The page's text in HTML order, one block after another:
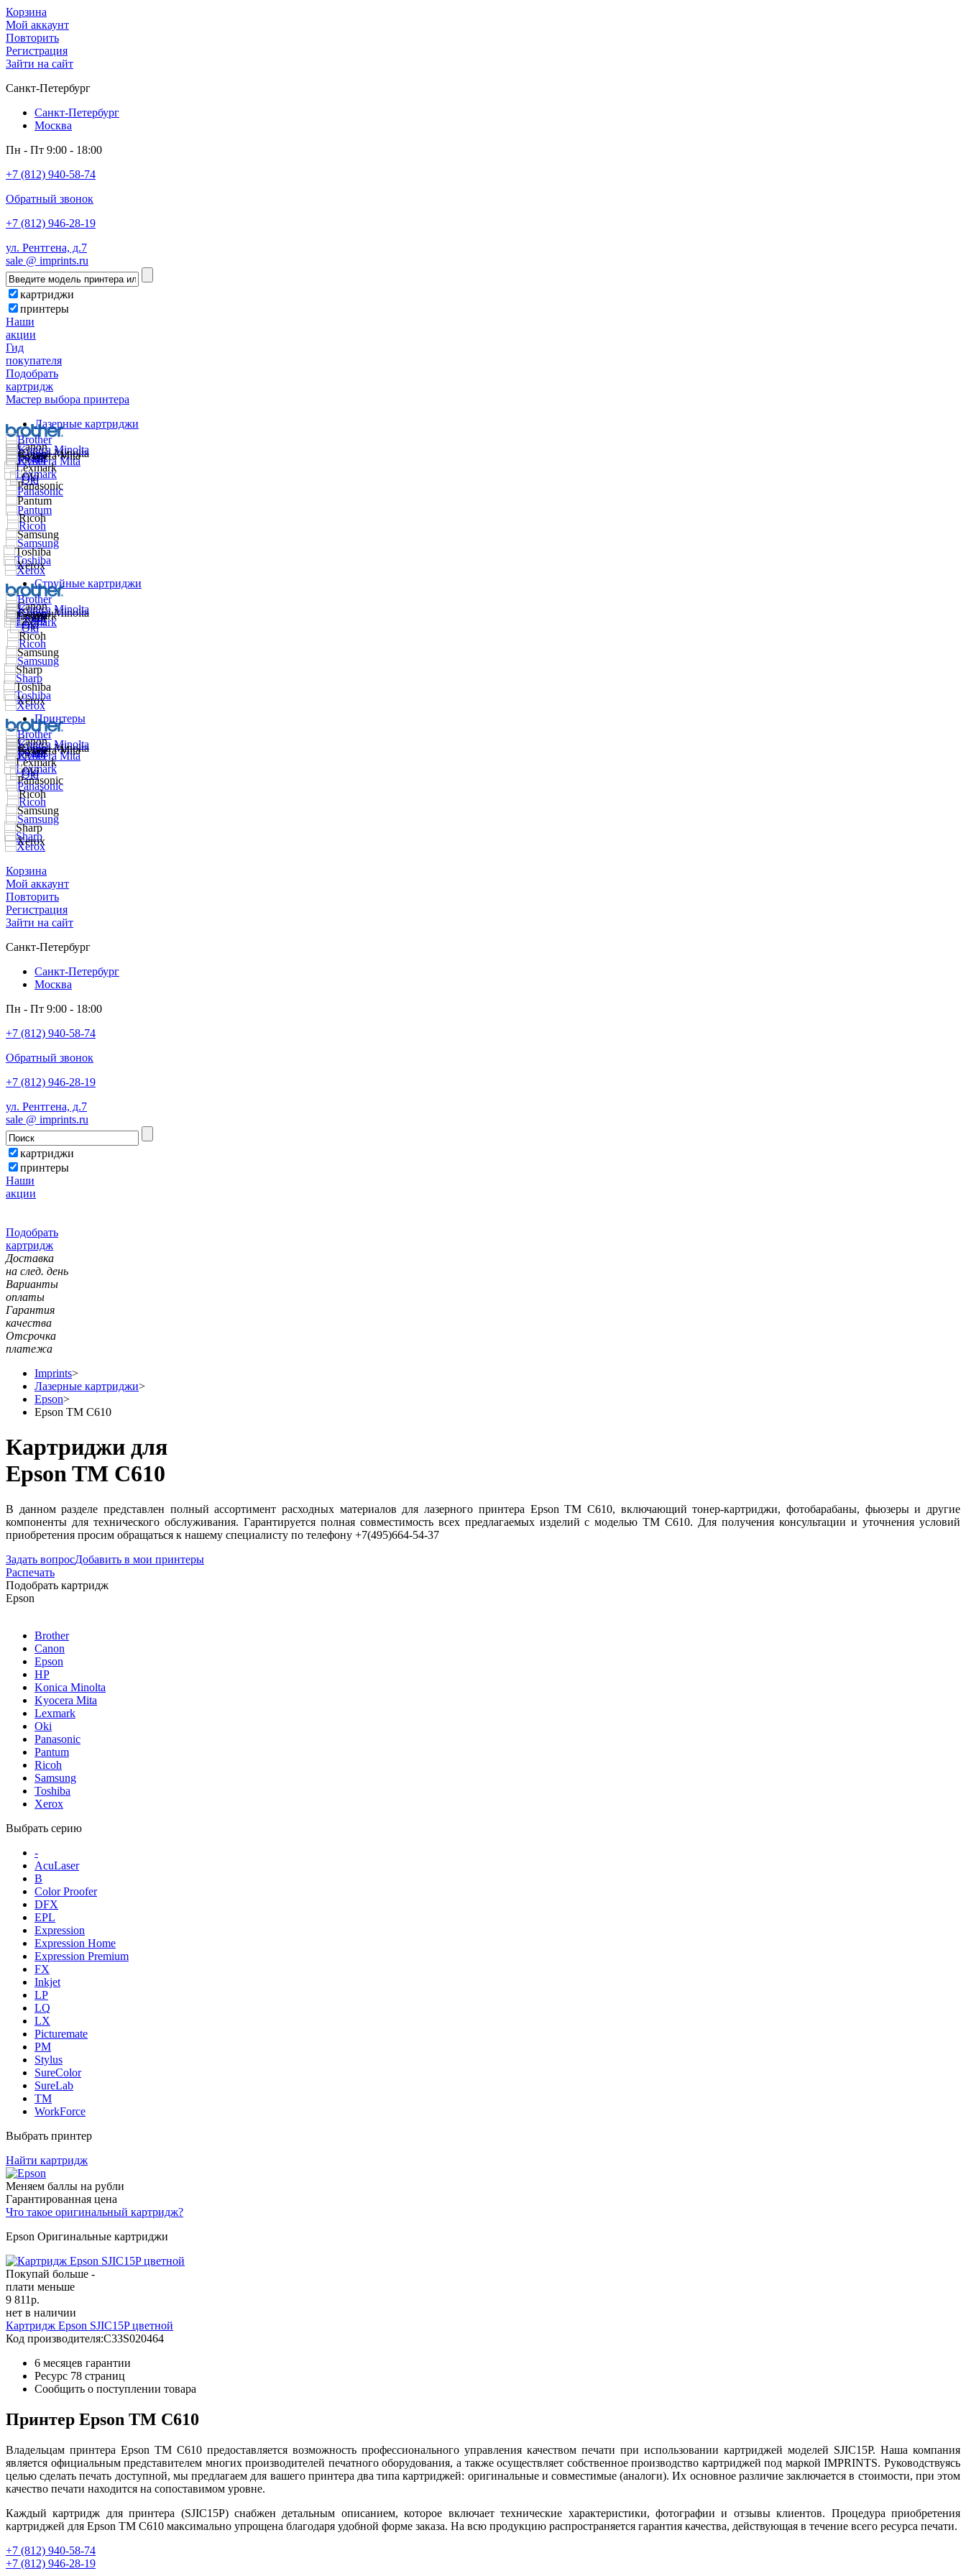
Корзина
Мой аккаунт
Повторить
Регистрация
Зайти на сайт
Санкт-Петербург
Санкт-Петербург
Москва
Пн - Пт 9:00 - 18:00
+7 (812) 940-58-74
Обратный звонок
+7 (812) 946-28-19
ул. Рентгена, д.7
sale @ imprints.ru
картриджи
принтеры
Наши
акции
Гид
покупателя
Подобрать
картридж
Мастер выбора принтера
Лазерные картриджи
Струйные картриджи
Принтеры
Корзина
Мой аккаунт
Повторить
Регистрация
Зайти на сайт
Санкт-Петербург
Санкт-Петербург
Москва
Пн - Пт 9:00 - 18:00
+7 (812) 940-58-74
Обратный звонок
+7 (812) 946-28-19
ул. Рентгена, д.7
sale @ imprints.ru
картриджи
принтеры
Наши
акции
Подобрать
картридж
Доставка
на след. день
Варианты
оплаты
Гарантия
качества
Отсрочка
платежа
Imprints>
Лазерные картриджи>
Epson>
Epson TM C610
Картриджи для
Epson TM C610
В данном разделе представлен полный ассортимент расходных материалов для лазерного принтера Epson TM C610, включающий тонер-картриджи, фотобарабаны, фьюзеры и другие
компоненты для технического обслуживания. Гарантируется полная совместимость всех предлагаемых изделий с моделью TM C610. Для получения консультации и уточнения условий
приобретения просим обращаться к нашему специалисту по телефону +7(495)664-54-37
Задать вопросДобавить в мои принтеры
Распечать
Подобрать картридж
Epson
Brother
Canon
Epson
HP
Konica Minolta
Kyocera Mita
Lexmark
Oki
Panasonic
Pantum
Ricoh
Samsung
Toshiba
Xerox
Выбрать серию
-
AcuLaser
B
Color Proofer
DFX
EPL
Expression
Expression Home
Expression Premium
FX
Inkjet
LP
LQ
LX
Picturemate
PM
Stylus
SureColor
SureLab
TM
WorkForce
Выбрать принтер
Найти картридж
Меняем баллы на рубли
Гарантированная цена
Что такое оригинальный картридж?
Epson Оригинальные картриджи
Покупай больше -
плати меньше
9 811р.
нет в наличии
Картридж Epson SJIC15P цветной
Код производителя:C33S020464
6 месяцев гарантии
Ресурс 78 страниц
Сообщить о поступлении товара
Принтер Epson TM C610
Владельцам принтера Epson TM C610 предоставляется возможность профессионального управления качеством печати при использовании картриджей моделей SJIC15P. Наша компания
является официальным представителем многих производителей печатного оборудования, а также осуществляет собственное производство картриджей под маркой IMPRINTS. Руководствуясь
целью сделать печать доступной, мы предлагаем для вашего принтера два типа картриджей: оригинальные и совместимые (аналоги). Их основное различие заключается в стоимости, при этом
качество печати находится на сопоставимом уровне.
Каждый картридж для принтера (SJIC15P) снабжен детальным описанием, которое включает технические характеристики, фотографии и отзывы клиентов. Процедура приобретения
картриджей для Epson TM C610 максимально упрощена благодаря удобной форме заказа. На всю продукцию распространяется гарантия качества, действующая в течение всего ресурса печати.
+7 (812) 940-58-74
+7 (812) 946-28-19